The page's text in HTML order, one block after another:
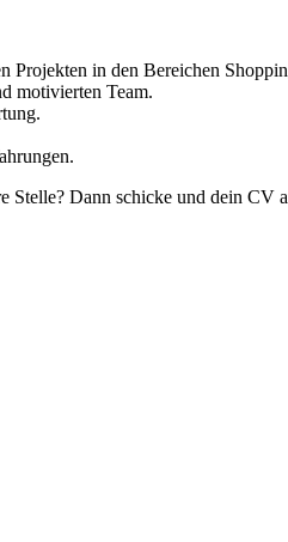
Projekten in den Bereichen
motivierten Team.
Stelle? Dann schicke und dein CV